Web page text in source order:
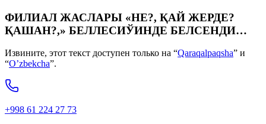
ФИЛИАЛ ЖАСЛАРЫ «НЕ?, ҚАЙ ЖЕРДЕ?
ҚАШАН?,» БЕЛЛЕСИЎИНДЕ БЕЛСЕНДИ…
Извините, этот текст доступен только на “Qaraqalpaqsha” и
“O’zbekcha”.
+998 61 224 27 73